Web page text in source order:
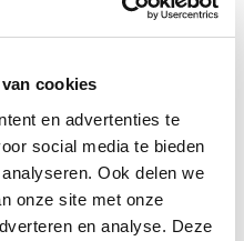
cookies
en advertenties te
social media te bieden
Ook delen we
onze site met onze
en analyse. Deze